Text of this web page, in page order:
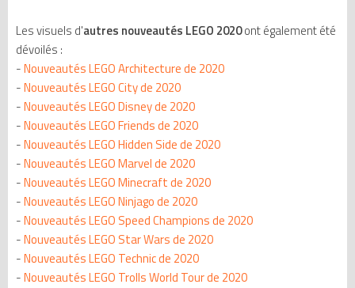
Les visuels d'autres nouveautés LEGO 2020ont également été
dévoilés :
-Nouveautés LEGO Architecture de 2020
-Nouveautés LEGO City de 2020
-Nouveautés LEGO Disney de 2020
-Nouveautés LEGO Friends de 2020
-Nouveautés LEGO Hidden Side de 2020
-Nouveautés LEGO Marvel de 2020
-Nouveautés LEGO Minecraft de 2020
-Nouveautés LEGO Ninjago de 2020
-Nouveautés LEGO Speed Champions de 2020
-Nouveautés LEGO Star Wars de 2020
-Nouveautés LEGO Technic de 2020
-Nouveautés LEGO Trolls World Tour de 2020